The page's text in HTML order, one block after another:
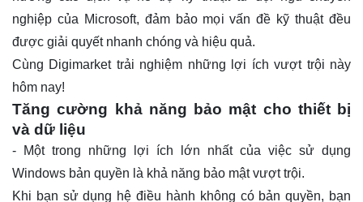
nghiệp của Microsoft, đảm bảo mọi vấn đề kỹ thuật đều
được giải quyết nhanh chóng và hiệu quả.
Cùng Digimarkettrải nghiệm những lợi ích vượt trội này
hôm nay!
Tăng cường khả năng bảo mật cho thiết bị
và dữ liệu
- Một trong những lợi ích lớn nhất của việc sử dụng
Windows bản quyền là khả năng bảo mật vượt trội.
Khi bạn sử dụng hệ điều hành không có bản quyền, bạn